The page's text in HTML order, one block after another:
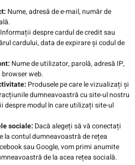
Nume, adresă de e-mail, număr de
Informații despre cardul de credit sau
cardului, data de expirare și codul de
Nume de utilizator, parolă, adresă IP,
web.
Produsele pe care le vizualizați și
dumneavoastră cu site-ul nostru
despre modul în care utilizați site-ul
sociale: Dacă alegeți să vă conectați
la contul dumneavoastră de rețea
sau Google, vom primi anumite
de la acea rețea socială.